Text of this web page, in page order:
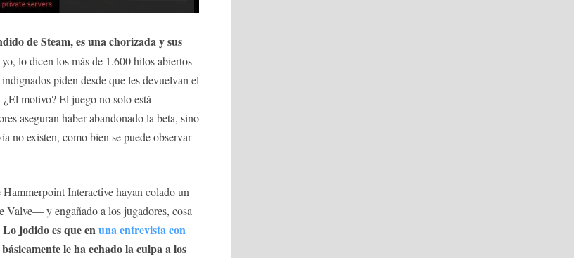
de Steam, es una chorizada y sus
lo dicen los más de 1.600 hilos abiertos
piden desde que les devuelvan el
motivo? El juego no solo está
aseguran haber abandonado la beta, sino
no existen, como bien se puede observar
Interactive hayan colado un
y engañado a los jugadores, cosa
Lo jodido es que enuna entrevista con
le ha echado la culpa a los